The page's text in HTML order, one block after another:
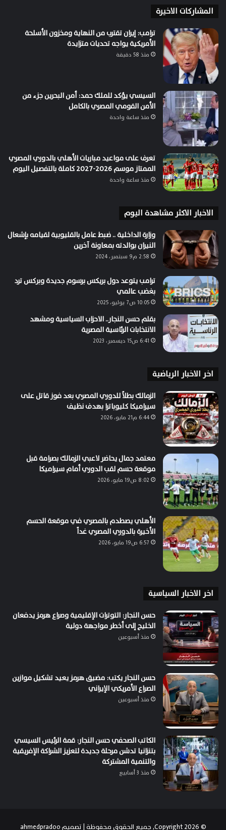
المشاركات الاخيرة
ترامب: إيران تقترب من النهاية ومخزون الأسلحة
الأمريكية يواجه تحديات متزايدة
منذ 58 دقيقة
السيسي يؤكد للملك حمد: أمن البحرين جزء من
الأمن القومي المصري بالكامل
منذ ساعة واحدة
تعرف على مواعيد مباريات الأهلي بالدوري المصري
الممتاز موسم 2026-2027 كاملة بالتفصيل اليوم
منذ ساعة واحدة
الاخبار الاكثر مشاهدة اليوم
وزارة الداخلية .. ضبط عامل بالقليوبية لقيامه بإشعال
النيران بوالدته بمعاونة آخرين
2:58 م9 سبتمبر، 2024
ترامب يتوعد دول بريكس برسوم جديدة وبركس ترد
بغضب عالمي
10:05 ص7 يوليو، 2025
بقلم حسن النجار.. الاحزاب السياسية ومشهد
الانتخابات الرئاسية المصرية
6:41 ص15 ديسمبر، 2023
اخر الاخبار الرياضية
الزمالك بطلاً للدوري المصري بعد فوز قاتل على
سيراميكا كليوباترا بهدف نظيف
6:44 م21 مايو، 2026
معتمد جمال يحاضر لاعبي الزمالك بصرامة قبل
موقعة حسم لقب الدوري أمام سيراميكا
8:02 ص19 مايو، 2026
الأهلي يصطدم بالمصري في موقعة الحسم
الأخيرة بالدوري المصري غداً
6:57 ص19 مايو، 2026
اخر الاخبار السياسية
حسن النجار: التوترات الإقليمية وصراع هرمز يدفعان
الخليج إلى أخطر مواجهة دولية
منذ أسبوعين
حسن النجار يكتب: مضيق هرمز يعيد تشكيل موازين
الصراع الأمريكي الإيراني
منذ أسبوعين
الكاتب الصحفي حسن النجار: قمة الرئيس السيسي
بتنزانيا تدشن مرحلة جديدة لتعزيز الشراكة الإفريقية
والتنمية المشتركة
منذ 3 أسابيع
© Copyright 2026, جميع الحقوق محفوظة | تصميم ahmedpradoo